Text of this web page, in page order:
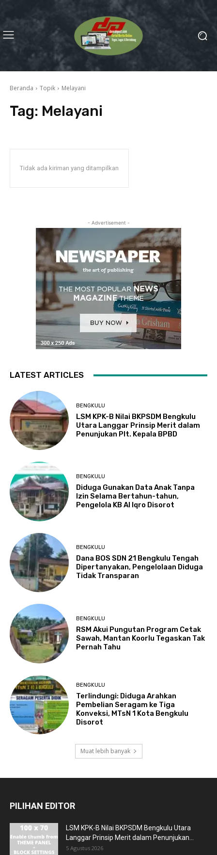
Beranda Topik Melayani
Tag: Melayani
Tidak ada kiriman yang ditampilkan
- Advertisement -
LATEST ARTICLES
BENGKULU
LSM KPK-B Nilai BKPSDM Bengkulu
Utara Langgar Prinsip Merit dalam
Penunjukan Plt. Kepala BPBD
BENGKULU
Diduga Gunakan Data Anak Tanpa
Izin Selama Bertahun-tahun,
Pengelola KB Al Iqro Disorot
BENGKULU
Dana BOS SDN 21 Bengkulu Tengah
Dipertanyakan, Pengelolaan Diduga
Tidak Transparan
BENGKULU
RSM Akui Pungutan Program Cetak
Sawah, Mantan Koorlu Tegaskan Tak
Pernah Tahu
BENGKULU
Terlindungi: Diduga Arahkan
Pembelian Seragam ke Tiga
Konveksi, MTsN 1 Kota Bengkulu
Disorot
Muat lebih banyak
PILIHAN EDITOR
LSM KPK-B Nilai BKPSDM Bengkulu Utara
Langgar Prinsip Merit dalam Penunjukan...
5 Agustus 2026